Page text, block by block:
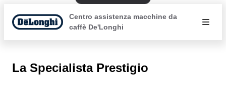
Centro assistenza macchine da
caffè De'Longhi
La Specialista Prestigio